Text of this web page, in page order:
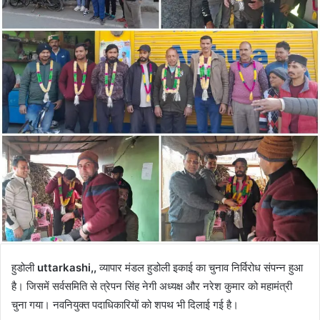
हुडोली uttarkashi,, व्यापार मंडल हुडोली इकाई का चुनाव निर्विरोध संपन्न हुआ
है। जिसमें सर्वसमिति से त्रेपन सिंह नेगी अध्यक्ष और नरेश कुमार को महामंत्री
चुना गया। नवनियुक्त पदाधिकारियों को शपथ भी दिलाई गई है।